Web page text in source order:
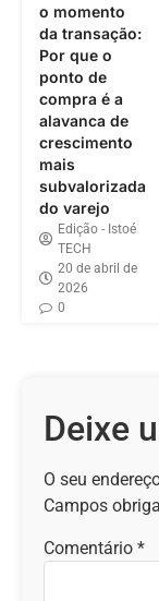
o momento
da transação:
Por que o
ponto de
compra é a
alavanca de
crescimento
mais
subvalorizada
do varejo
Edição - Istoé
TECH
20 de abril de
2026
0
Deixe
O seu
Campos
Comentário *